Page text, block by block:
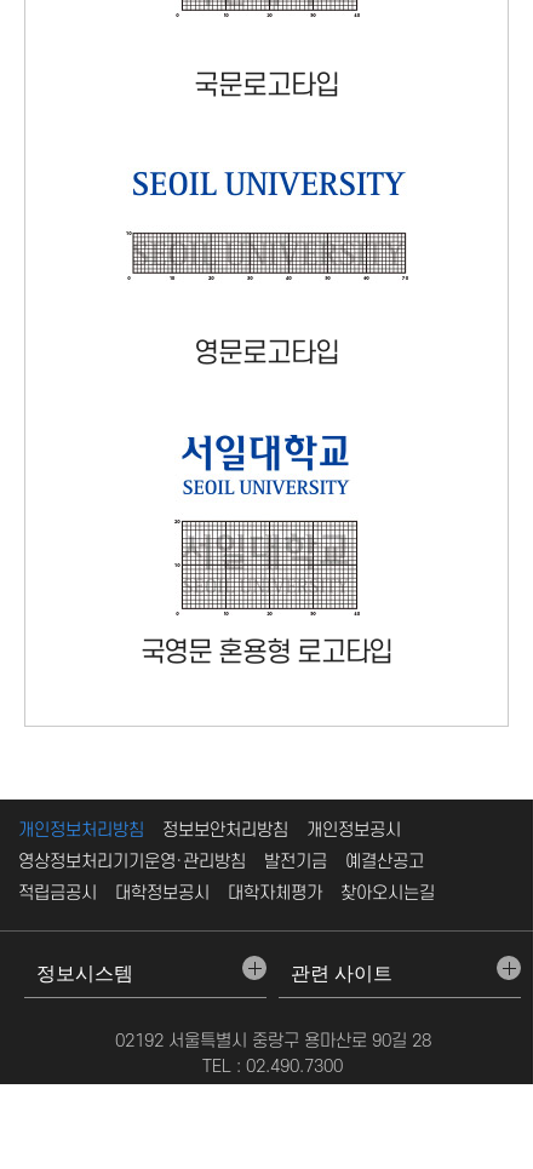
국문로고타입
영문로고타입
국영문 혼용형 로고타입
개인정보처리방침 정보보안처리방침
개인정보공시
영상정보처리기기운영·관리방침
발전기금
예결산공고
적립금공시
대학정보공시 대학자체평가 찾아오시는길
02192 서울특별시 중랑구 용마산로 90길 28
TEL : 02.490.7300